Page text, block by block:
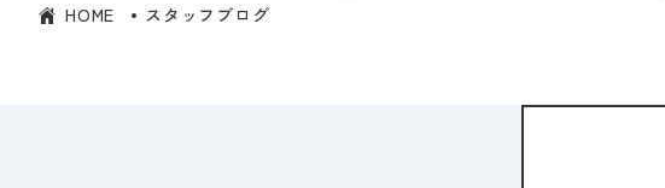
HOME スタッフブログ